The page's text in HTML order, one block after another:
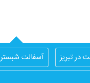
در تبریز آسفالت شبستر